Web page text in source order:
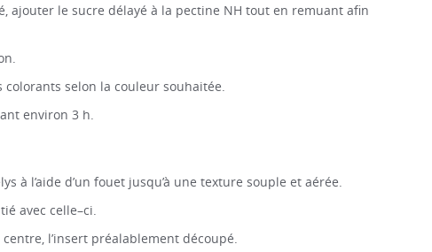
ajouter le sucre délayé à la pectine NH tout en remuant afin
colorants selon la couleur souhaitée.
environ 3 h.
à l’aide d’un fouet jusqu’à une texture souple et aérée.
avec celle–ci.
l’insert préalablement découpé.